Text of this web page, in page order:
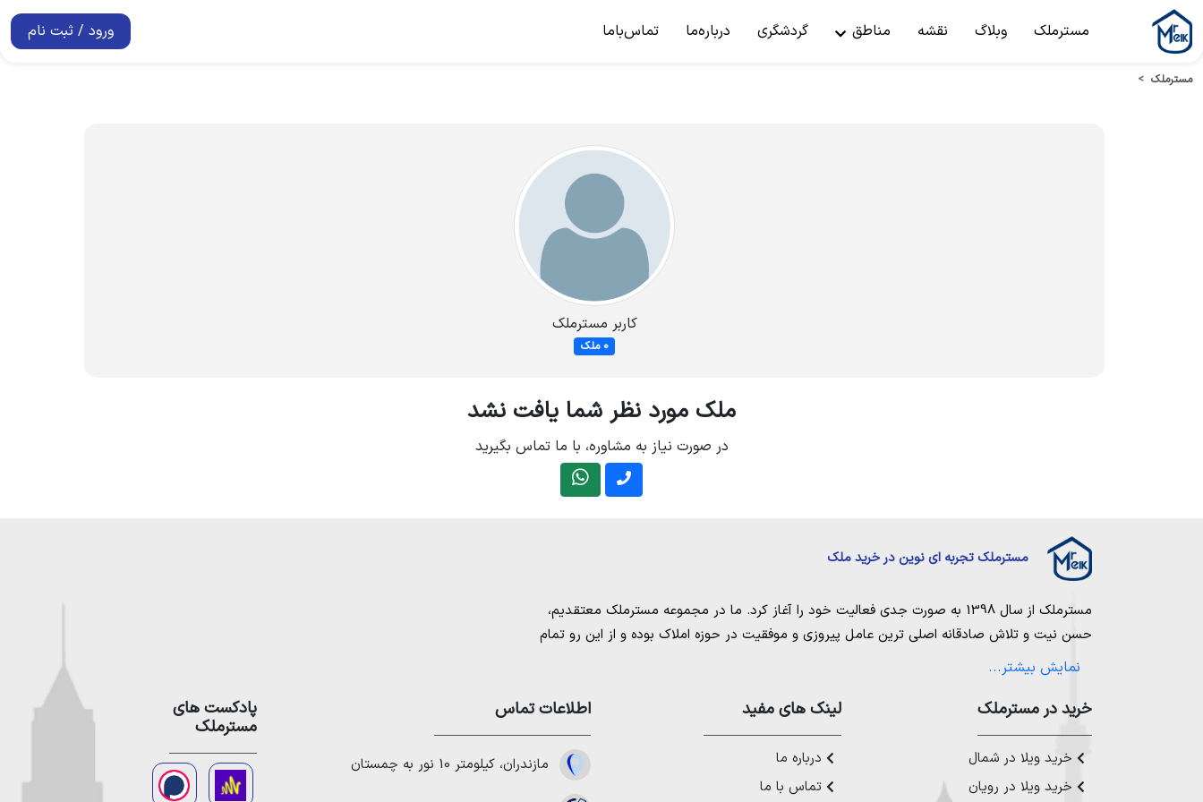
مسترملک وبلاگ نقشه مناطق گردشگری درباره‌ما تماس‌باما ورود / ثبت نام
مسترملک
کاربر مسترملک
0 ملک
ملک مورد نظر شما یافت نشد
در صورت نیاز به مشاوره، با ما تماس بگیرید
مسترملک تجربه ای نوین در خرید ملک
مسترملک از سال 1398 به صورت جدی فعالیت خود را آغاز کرد. ما در مجموعه مسترملک معتقدیم،
حسن نیت و تلاش صادقانه اصلی ترین عامل پیروزی و موفقیت در حوزه املاک بوده و از این رو تمام
مساعی خویش را به کار میگیریم تا بتوانیم با صداقت کامل بهترین ها را برای مشتریانمان به ارمغان
ملک در شمال،خرید زمین در نور خرید زمین در چمستان،خرید زمین در نوشهر
خرید زمین در
رویان،خرید زمین در محمودآباد خرید ویلا در شمال،خرید ویلا در نور
خرید ویلا در
چمستان ،خرید ویلا در نوشهر خرید ویلا در محمودآبادو
میتوانیم به هموطنان
عزیز خدمت کنیم.
نمایش بیشتر...
خرید در مستر‌ملک
خرید ویلا در شمال
خرید ویلا در رویان
لینک های مفید
درباره ما
تماس با ما
اطلاعات تماس
مازندران، کیلومتر 10 نور به چمستان
پادکست های
مسترملک